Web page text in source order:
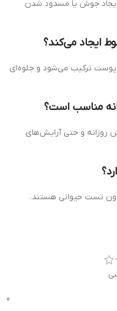
ایجاد جوش یا مسدود شدن
پوست ترکیب می‌شود و جلوه‌ای
روزانه و حتی آرایش‌های
0